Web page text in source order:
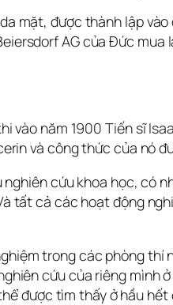
mặt, được thành lập
AG của Đức
vào năm 1900 Tiến sĩ
và công thức của nó
cứu khoa học, có
tất cả các hoạt động
trong các phòng
cứu của riêng
được tìm thấy ở hầu